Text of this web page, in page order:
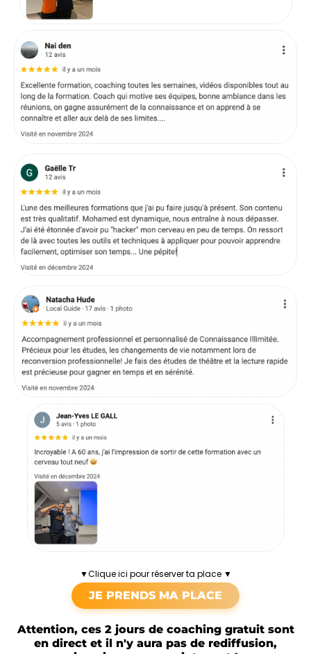
▼Clique ici pour réserver ta place ▼
JE PRENDS MA PLACE
Attention, ces 2 jours de coaching gratuit sont
en direct et il n'y aura pas de rediffusion,